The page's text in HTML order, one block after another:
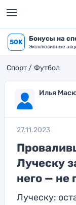
50K Бонусы на
Эксклюзивные
Спорт Футбол
Илья
27.11.2023
Луческу
него — не
Луческу: